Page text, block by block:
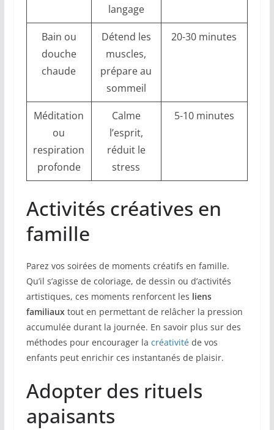
langage
Bain ou
douche
chaude
Détend les
muscles,
prépare au
sommeil
20-30 minutes
Méditation
ou
respiration
profonde
Calme
l’esprit,
réduit le
stress
5-10 minutes
Activités créatives en
famille
Parez vos soirées de moments créatifs en famille.
Qu’il s’agisse de coloriage, de dessin ou d’activités
artistiques, ces moments renforcent les liens
familiauxtout en permettant de relâcher la pression
accumulée durant la journée. En savoir plus sur des
méthodes pour encourager la créativitéde vos
enfants peut enrichir ces instantanés de plaisir.
Adopter des rituels
apaisants